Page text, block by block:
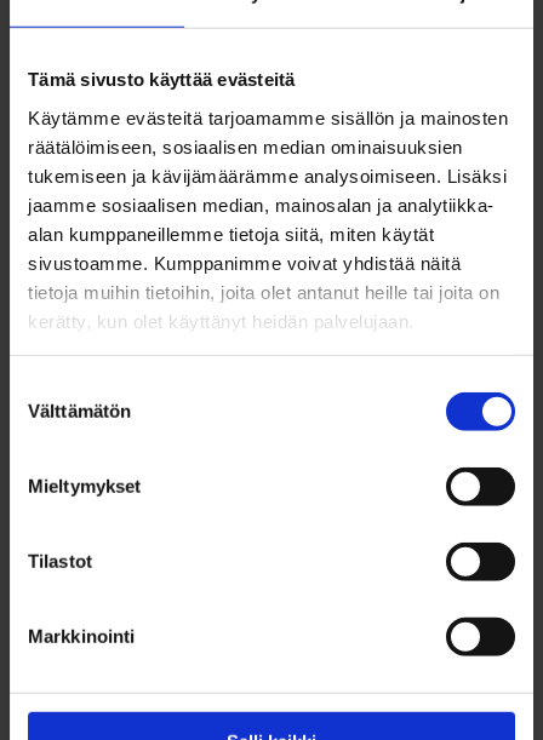
Tämä sivusto käyttää evästeitä
Käytämme evästeitä tarjoamamme sisällön ja mainosten
räätälöimiseen, sosiaalisen median ominaisuuksien
tukemiseen ja kävijämäärämme analysoimiseen. Lisäksi
jaamme sosiaalisen median, mainosalan ja analytiikka-
alan kumppaneillemme tietoja siitä, miten käytät
sivustoamme. Kumppanimme voivat yhdistää näitä
tietoja muihin tietoihin, joita olet antanut heille tai joita on
kerätty, kun olet käyttänyt heidän palvelujaan.
valinta
Välttämätön
Mieltymykset
Tilastot
Markkinointi
elokuu 2022
kesäkuu 2022
toukokuu 2022
huhtikuu 2022
maaliskuu 2022
helmikuu 2022
tammikuu 2022
joulukuu 2021
syyskuu 2021
kesäkuu 2021
tammikuu 2021
marraskuu 2020